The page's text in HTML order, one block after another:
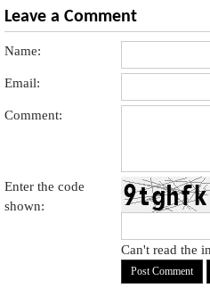
Leave a Comment
Name:
Email:
Comment:
Enter the code
shown:
Can't read the